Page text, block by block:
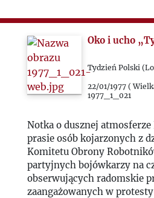
Oko i ucho
Tydzień Polski
22/01/1977 (
1977_1_021
Notka o dusznej
prasie osób kojarzonych z
Komitetu Obrony
partyjnych bojówkarzy na
obserwujących radomskie
zaangażowanych w